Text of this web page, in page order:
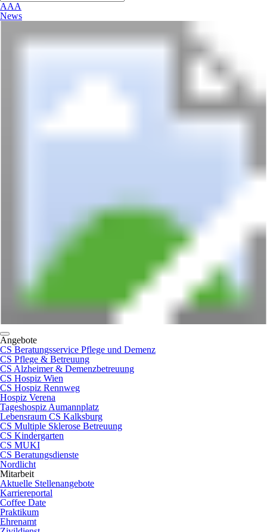
AAA
News
Angebote
CS Beratungsservice Pflege und Demenz
CS Pflege & Betreuung
CS Alzheimer & Demenzbetreuung
CS Hospiz Wien
CS Hospiz Rennweg
Hospiz Verena
Tageshospiz Aumannplatz
Lebensraum CS Kalksburg
CS Multiple Sklerose Betreuung
CS Kindergarten
CS MUKI
CS Beratungsdienste
Nordlicht
Mitarbeit
Aktuelle Stellenangebote
Karriereportal
Coffee Date
Praktikum
Ehrenamt